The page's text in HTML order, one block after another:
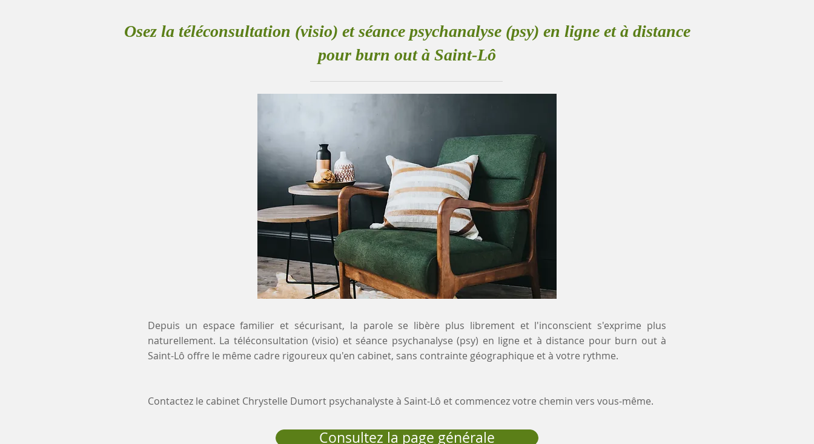
Osez la téléconsultation (visio) et séance psychanalyse (psy) en ligne et à distance
pour burn out à Saint-Lô
Depuis un espace familier et sécurisant, la parole se libère plus librement et l'inconscient s'exprime plus
naturellement. La téléconsultation (visio) et séance psychanalyse (psy) en ligne et à distance pour burn out à
Saint-Lô offre le même cadre rigoureux qu'en cabinet, sans contrainte géographique et à votre rythme.
Contactez le cabinet Chrystelle Dumort psychanalyste à Saint-Lô et commencez votre chemin vers vous-même.
Consultez la page générale